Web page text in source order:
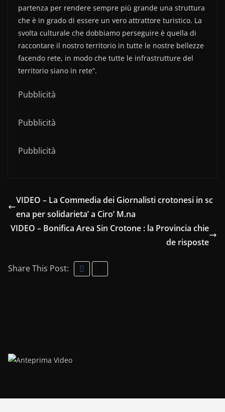
partenza per rendere sempre più grande una struttura
che è in grado di essere un vero attrattore turistico. La
svolta culturale che dobbiamo perseguire è quella di
raccontare il nostro territorio in tutte le nostre bellezze
facendo rete, in modo che tutte le infrastrutture del
territorio siano in rete”.
Pubblicità
Pubblicità
Pubblicità
VIDEO – La Commedia dei Giornalisti crotonesi in sc
ena per solidarieta’ a Ciro’ M.na
VIDEO – Bonifica Area Sin Crotone : la Provincia chie
de risposte
Share This Post: